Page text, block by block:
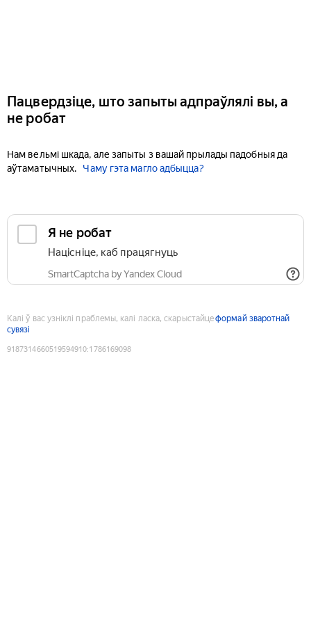
Пацвердзіце, што запыты адпраўлялі вы, а
не робат
Нам вельмі шкада, але запыты з вашай прылады падобныя да
аўтаматычных.
Чаму гэта магло адбыцца?
Я не робат
Націсніце, каб працягнуць
SmartCaptcha by Yandex Cloud
Калі ў вас узніклі праблемы, калі ласка, скарыстайцеформай зваротнай
сувязі
9187314660519594910:1786169098